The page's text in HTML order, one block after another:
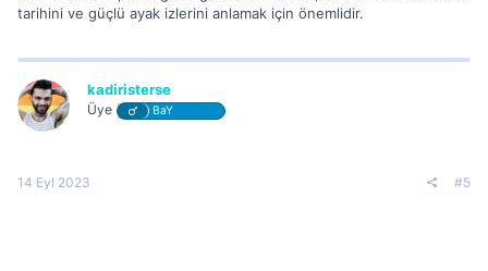
tarihini ve güçlü ayak izlerini anlamak için önemlidir.
kadiristerse
Üye BaY
14 Eyl 2023 #5